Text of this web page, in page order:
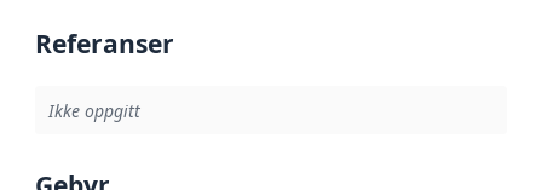
Referanser
Ikke oppgitt